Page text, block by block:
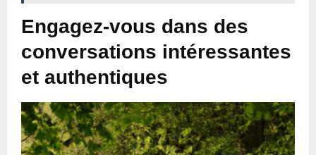
Engagez-vous dans des
conversations intéressantes
et authentiques